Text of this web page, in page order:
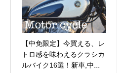
【中免限定】今買える、レ
トロ感を味わえるクラシカ
ルバイク16選！新車,中...